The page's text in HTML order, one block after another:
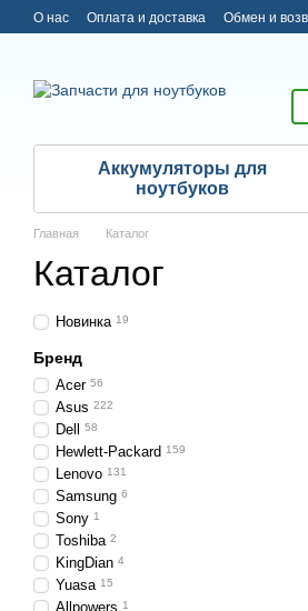
Перейти к основному контенту
О нас Оплата и доставка Обмен и
Аккумуляторы для
ноутбуков
Главная Каталог
Каталог
Новинка 19
Бренд
Acer 56
Asus 222
Dell 58
Hewlett-Packard 159
Lenovo 131
Samsung 6
Sony 1
Toshiba 2
KingDian 4
Yuasa 15
Allpowers 1